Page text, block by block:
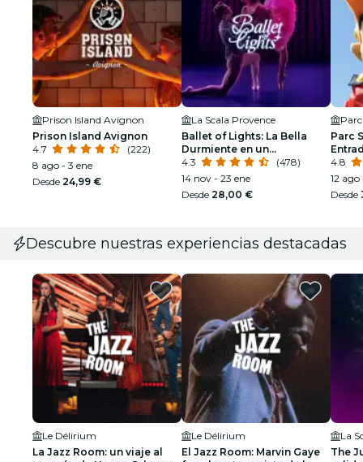
Prison Island Avignon
Prison Island Avignon
4.7
(222)
8 ago - 3 ene
Desde 24,99 €
La Scala Provence
Ballet of Lights: La Bella
Durmiente en un
espectáculo deslumbrante
4.3
(478)
14 nov - 23 ene
Desde 28,00 €
Parc
4.8
12
Desde
Descubre nuestras experiencias destacadas
Le Délirium
La Jazz Room: un viaje al
Le Délirium
El Jazz Room: Marvin Gaye
La
The